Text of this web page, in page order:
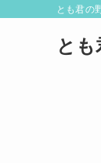
とも君の
と